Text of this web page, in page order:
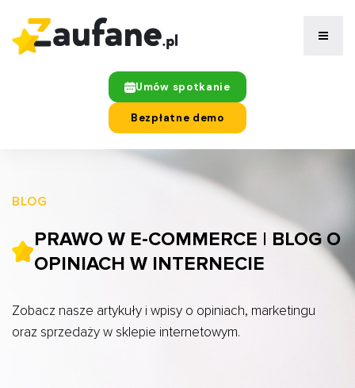
Umów spotkanie
Bezpłatne demo
BLOG
PRAWO W E-COMMERCE | BLOG O
OPINIACH W INTERNECIE
Zobacz nasze artykuły i wpisy o opiniach, marketingu
oraz sprzedaży w sklepie internetowym.